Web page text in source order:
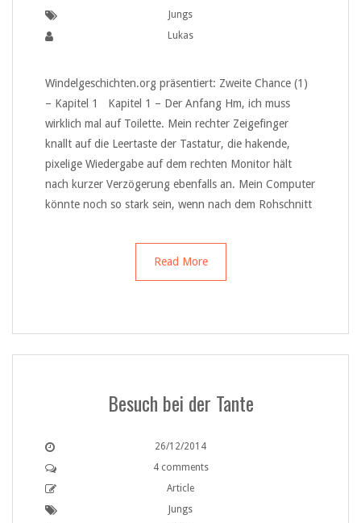
Jungs
Lukas
Windelgeschichten.org präsentiert: Zweite Chance (1)
– Kapitel 1 Kapitel 1 – Der Anfang Hm, ich muss
wirklich mal auf Toilette. Mein rechter Zeigefinger
knallt auf die Leertaste der Tastatur, die hakende,
pixelige Wiedergabe auf dem rechten Monitor hält
nach kurzer Verzögerung ebenfalls an. Mein Computer
könnte noch so stark sein, wenn nach dem Rohschnitt
Read More
Besuch bei der Tante
26/12/2014
4 comments
Article
Jungs